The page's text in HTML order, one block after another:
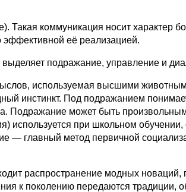
Такая коммуникация носит характер
эффективной её реализацией.
подражание, управление и
используемая высшими
инстинкт. Под подражанием
Подражание может быть
используется при школьном обучении,
— главный метод первичной
распространение модных новаций,
к поколению передаются традиции,